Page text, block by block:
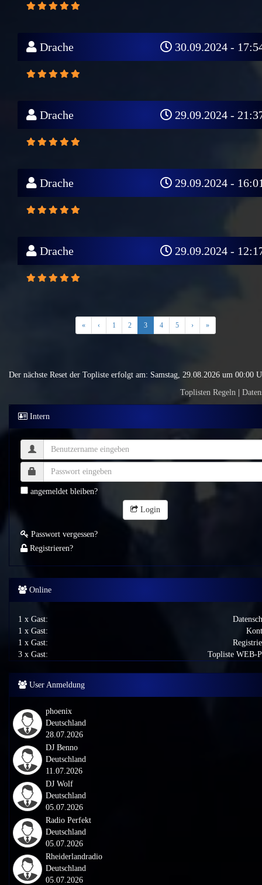
Drache 30.09.2024 -
Drache 29.09.2024 -
Drache 29.09.2024 -
Drache 29.09.2024 -
« ‹ 1 2 3 4 5 › »
Der nächste Reset der Topliste erfolgt am: Samstag, 29.08.2026 um 00:00
Toplisten Regeln |
Intern
angemeldet bleiben?
Login
Passwort vergessen?
Registrieren?
Online
1 x Gast:
1 x Gast:
1 x Gast:
3 x Gast:
Topliste WEB-
User Anmeldung
phoenix
Deutschland
28.07.2026
DJ Benno
Deutschland
11.07.2026
DJ Wolf
Deutschland
05.07.2026
Radio Perfekt
Deutschland
05.07.2026
Rheiderlandradio
Deutschland
05.07.2026